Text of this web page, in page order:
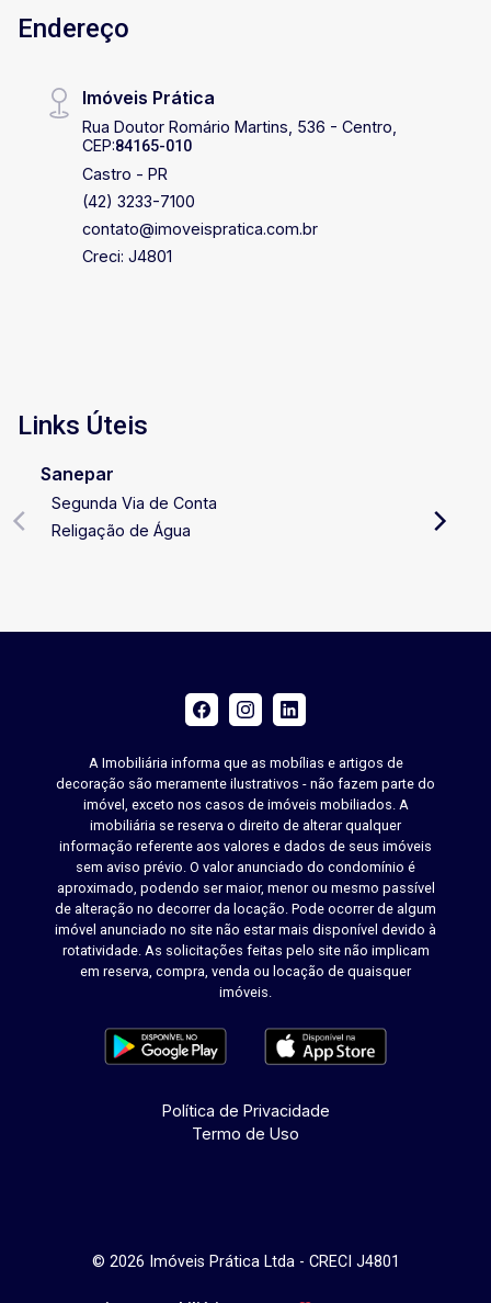
Endereço
Imóveis Prática
Rua Doutor Romário Martins, 536 - Centro,
CEP:84165-010
Castro - PR
(42) 3233-7100
contato@imoveispratica.com.br
Creci: J4801
Links Úteis
Sanepar
Segunda Via de Conta
Religação de Água
A Imobiliária informa que as mobílias e artigos de
decoração são meramente ilustrativos - não fazem parte do
imóvel, exceto nos casos de imóveis mobiliados. A
imobiliária se reserva o direito de alterar qualquer
informação referente aos valores e dados de seus imóveis
sem aviso prévio. O valor anunciado do condomínio é
aproximado, podendo ser maior, menor ou mesmo passível
de alteração no decorrer da locação. Pode ocorrer de algum
imóvel anunciado no site não estar mais disponível devido à
rotatividade. As solicitações feitas pelo site não implicam
em reserva, compra, venda ou locação de quaisquer
imóveis.
Política de Privacidade
Termo de Uso
© 2026 Imóveis Prática Ltda - CRECI J4801